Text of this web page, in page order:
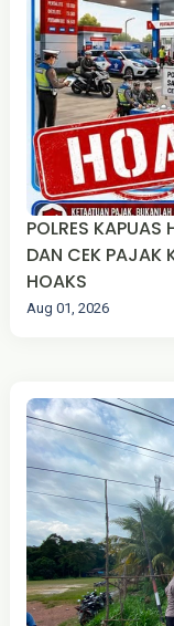
POLRES KAPUAS
DAN CEK PAJAK
HOAKS
Aug 01, 2026